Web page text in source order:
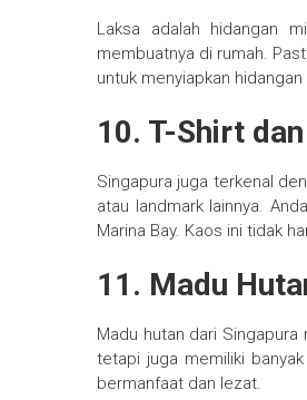
Laksa adalah hidangan
membuatnya di rumah.
untuk menyiapkan
10. T-Shirt
Singapura juga terkenal
atau landmark lainnya.
Marina Bay. Kaos ini tidak
11. Madu
Madu hutan dari Singapura
tetapi juga memiliki
bermanfaat dan lezat.